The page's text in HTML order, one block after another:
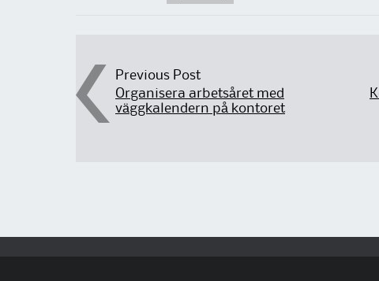
Post navigation
Previous Post
Organisera arbetsåret med
väggkalendern på kontoret